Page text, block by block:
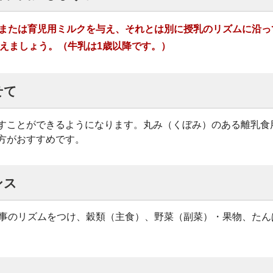
たは育児用ミルクを与え、それとは別に授乳のリズムに沿
ましょう。（牛乳は1歳以降です。）
て
ことができるようになります。丸み（くぼみ）のある離乳
がおすすめです。
のリズムをつけ、穀類（主食）、野菜（副菜）・果物、た